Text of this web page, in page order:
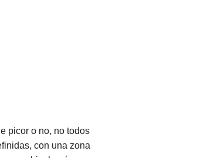
picor o no, no todos
con una zona